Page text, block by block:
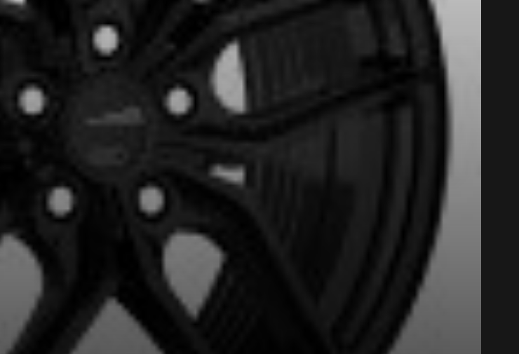
parfaitement à votre recherche n'est disponible en ligne
à trouver le produit qu'il vous faut. N'hésitez pas à contacter notre
rechercher des options pour votre configuration.